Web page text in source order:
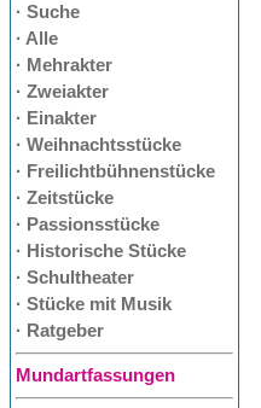
· Suche
· Alle
· Mehrakter
· Zweiakter
· Einakter
· Weihnachtsstücke
· Freilichtbühnenstücke
· Zeitstücke
· Passionsstücke
· Historische Stücke
· Schultheater
· Stücke mit Musik
· Ratgeber
Mundartfassungen